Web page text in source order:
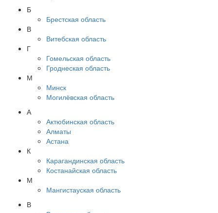
Б
Брестская область
В
Витебская область
Г
Гомельская область
Гроднеская область
М
Минск
Могилёвская область
А
Актюбинская область
Алматы
Астана
К
Карагандинская область
Костанайская область
М
Мангистауская область
В